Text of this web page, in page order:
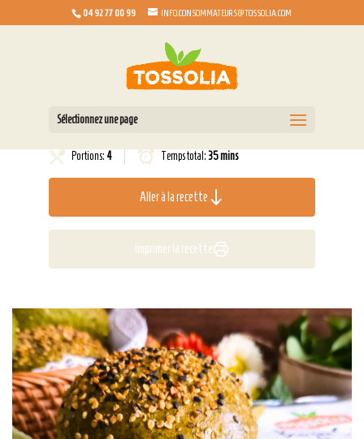
04 92 77 00 99 INFO.CONSOMMATEURS@TOSSOLIA.COM
Sélectionnez une page
Portions: 4 Temps total: 35 mins
Aller à la recette
Imprimer la recette